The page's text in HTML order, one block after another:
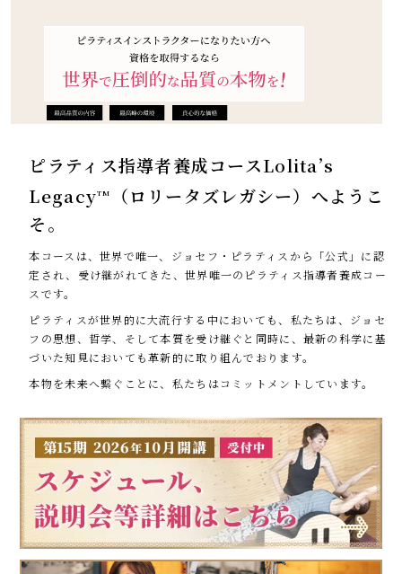
ピラティス指導者養成コースLolita’s
LegacyTM
（ロリータズレガシー）へようこ
そ。
本コースは、世界で唯一、ジョセフ・ピラティスから「公式」に認
定され、受け継がれてきた、世界唯一のピラティス指導者養成コー
スです。
ピラティスが世界的に大流行する中においても、私たちは、ジョセ
フの思想、哲学、そして本質を受け継ぐと同時に、最新の科学に基
づいた知見においても革新的に取り組んでおります。
本物を未来へ繋ぐことに、私たちはコミットメントしています。